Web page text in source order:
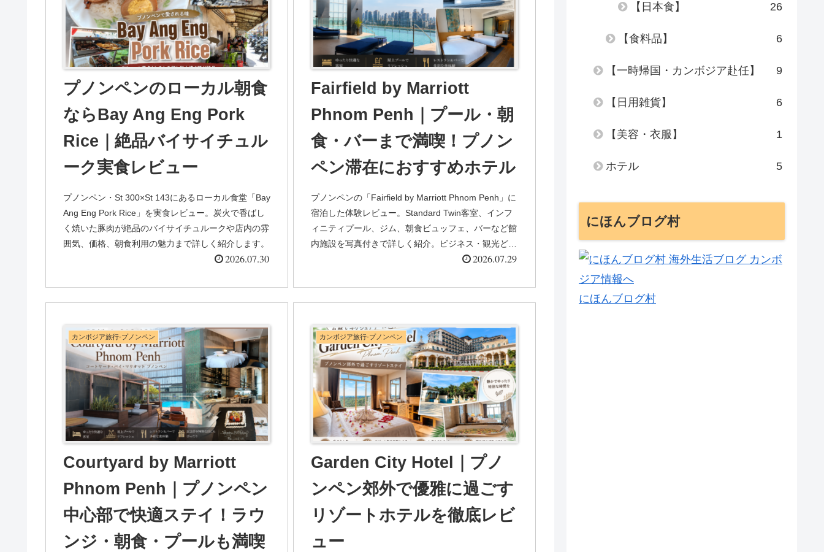
プノンペンのローカル朝食
ならBay Ang Eng Pork
Rice｜絶品バイサイチュル
ーク実食レビュー
プノンペン・St 300×St 143にあるローカル食堂「Bay
Ang Eng Pork Rice」を実食レビュー。炭火で香ばし
く焼いた豚肉が絶品のバイサイチュルークや店内の雰
囲気、価格、朝食利用の魅力まで詳しく紹介します。
2026.07.30
Fairfield by Marriott
Phnom Penh｜プール・朝
食・バーまで満喫！プノン
ペン滞在におすすめホテル
プノンペンの「Fairfield by Marriott Phnom Penh」に
宿泊した体験レビュー。Standard Twin客室、インフ
ィニティプール、ジム、朝食ビュッフェ、バーなど館
内施設を写真付きで詳しく紹介。ビジネス・観光どち
2026.07.29
カンボジア旅行-プノンペン
Courtyard by Marriott
Phnom Penh｜プノンペン
中心部で快適ステイ！ラウ
ンジ・朝食・プールも満喫
カンボジア旅行-プノンペン
Garden City Hotel｜プノ
ンペン郊外で優雅に過ごす
リゾートホテルを徹底レビ
ュー
【日本食】 26
【食料品】 6
【一時帰国・カンボジア赴任】 9
【日用雑貨】 6
【美容・衣服】 1
ホテル 5
にほんブログ村
にほんブログ村